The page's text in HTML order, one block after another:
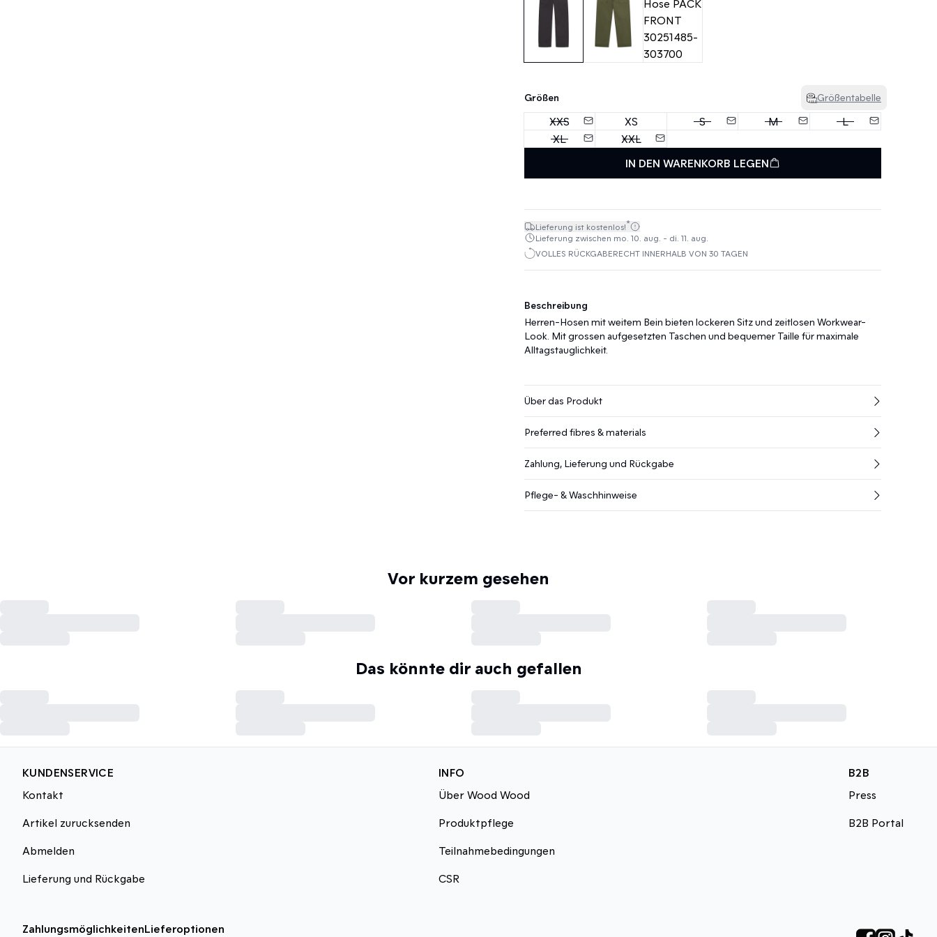
Größen Größentabelle
XXS XS S M
L
XL
XXL
IN DEN WARENKORB LEGEN
Lieferung ist kostenlos!*
Lieferung zwischen mo. 10. aug. - di. 11. aug.
VOLLES RÜCKGABERECHT INNERHALB VON 30 TAGEN
Beschreibung
Herren-Hosen mit weitem Bein bieten lockeren Sitz und zeitlosen Workwear-
Look. Mit grossen aufgesetzten Taschen und bequemer Taille für maximale
Alltagstauglichkeit.
Über das Produkt
Preferred fibres & materials
Zahlung, Lieferung und Rückgabe
Pflege- & Waschhinweise
Vor kurzem gesehen
Das könnte dir auch gefallen
KUNDENSERVICE
Kontakt
Artikel zurucksenden
Abmelden
Lieferung und Rückgabe
INFO
Über Wood Wood
Produktpflege
Teilnahmebedingungen
CSR
B2B
Press
B2B Portal
ZahlungsmöglichkeitenLieferoptionen